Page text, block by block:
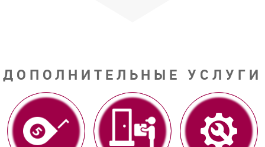
ДОПОЛНИТЕЛЬНЫЕ УСЛУГИ